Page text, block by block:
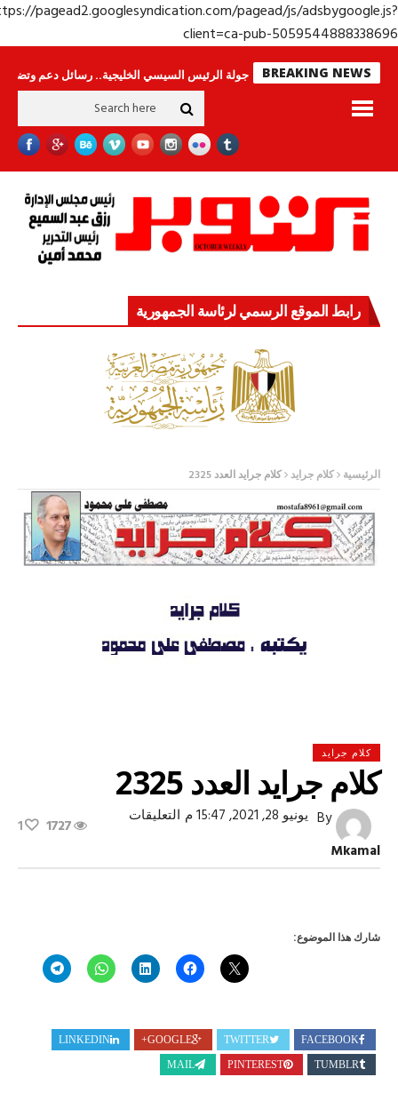
https://pagead2.googlesyndication.com/pagead/js/
client=ca-pub-
BREAKING NEWS
لا ينامون جولة الرئيس السيسي الخليجية.. رسائل دعم وتضامن للأشقاء
رابط الموقع الرسمي لرئاسة الجمهورية
الرئيسية كلام جرايد كلام جرايد العدد 2325
كلام جرايد
كلام جرايد العدد 2325
By
Mkamal
يونيو 28, 2021, 15:47 م التعليقاتعلى
2325
1727
1
شارك هذا الموضوع:
FACEBOOK
TWITTER
GOOGLE+
LINKEDIN
TUMBLR
PINTEREST
MAIL